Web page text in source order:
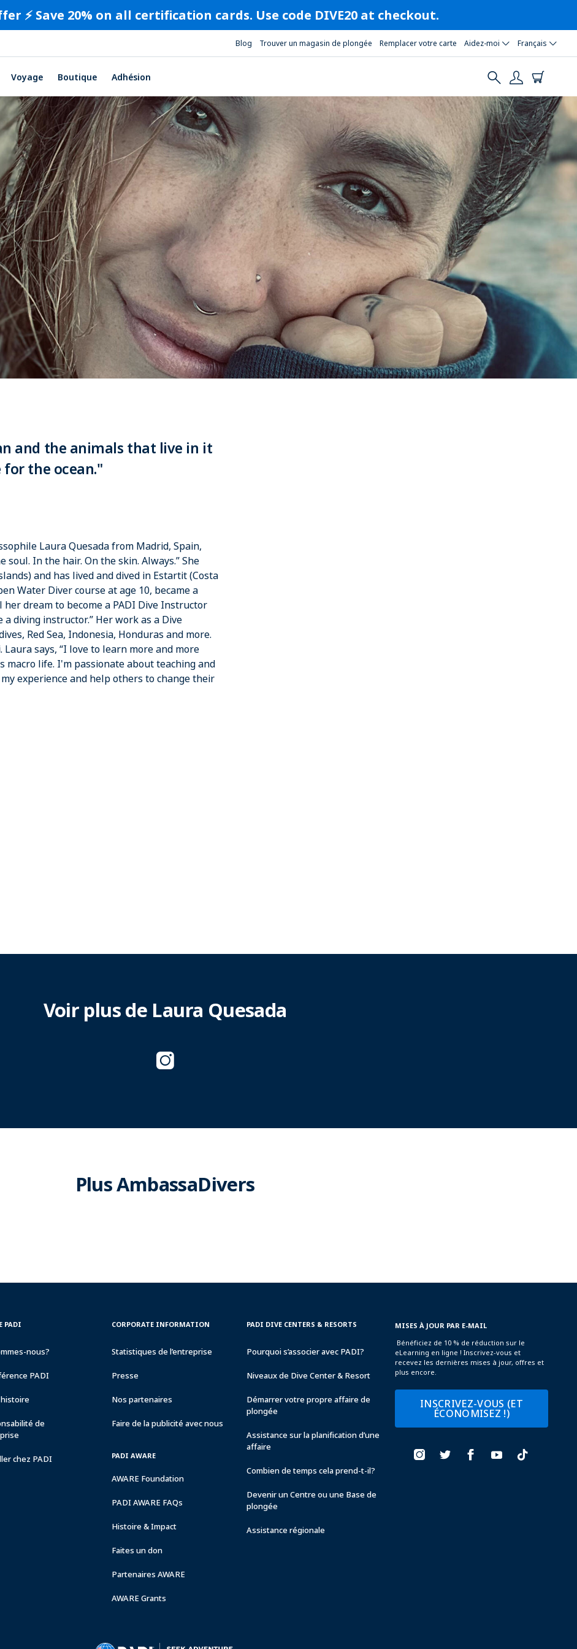
⚡️ Save 20% on all certification cards. Use code DIVE20 at checkout.
Blog Trouver un magasin de plongée Remplacer votre carte Aidez-moi Français
Voyage Boutique Adhésion
and the animals that live in it
the ocean."
Laura Quesada from Madrid, Spain,
soul. In the hair. On the skin. Always.” She
and has lived and dived in Estartit (Costa
Water Diver course at age 10, became a
dream to become a PADI Dive Instructor
diving instructor.” Her work as a Dive
Red Sea, Indonesia, Honduras and more.
says, “I love to learn more and more
life. I'm passionate about teaching and
experience and help others to change their
Voir plus de Laura Quesada
Plus AmbassaDivers
MISES À JOUR PAR E-MAIL
Bénéficiez de 10 % de réduction sur le
eLearning en ligne ! Inscrivez-vous et
recevez les dernières mises à jour, offres et
plus encore.
INSCRIVEZ-VOUS (ET
ÉCONOMISEZ !)
PADI
nous?
PADI
de
chez PADI
CORPORATE
CORPORATE INFORMATION
Statistiques de l’entreprise
Presse
Nos partenaires
Faire de la publicité avec nous
PADI AWARE
AWARE Foundation
PADI AWARE FAQs
Histoire & Impact
Faites un don
Partenaires AWARE
AWARE Grants
PADI
PADI DIVE CENTERS & RESORTS
Pourquoi s’associer avec PADI?
Niveaux de Dive Center & Resort
Démarrer votre propre affaire de
plongée
Assistance sur la planification d’une
affaire
Combien de temps cela prend-t-il?
Devenir un Centre ou une Base de
plongée
Assistance régionale